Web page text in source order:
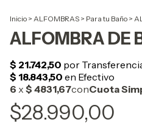
Inicio > ALFOMBRAS > Para tu Baño >
ALFOMBRA DE
$28.990,00